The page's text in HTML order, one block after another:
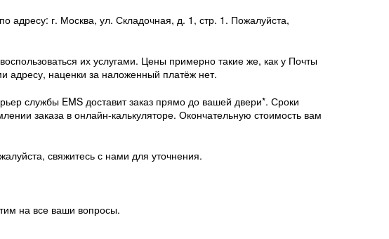
адресу: г. Москва, ул. Складочная, д. 1, стр. 1. Пожалуйста,
их услугами. Цены примерно такие же, как у Почты
адресу, наценки за наложенный платёж нет.
службы EMS доставит заказ прямо до вашей двери*. Сроки
заказа в онлайн-калькуляторе. Окончательную стоимость вам
свяжитесь с нами для уточнения.
на все ваши вопросы.